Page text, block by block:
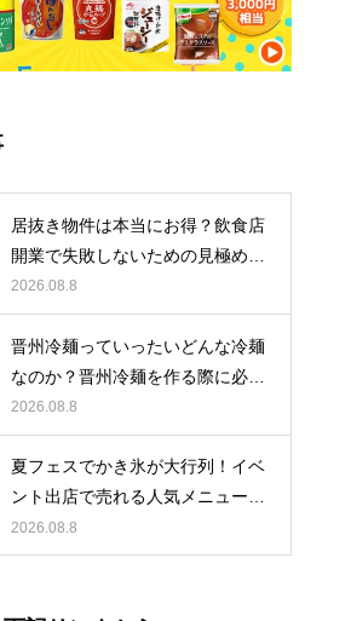
居抜き物件は本当にお得？飲食店
開業で失敗しないための見極め方
と厨房機器選びを解説
2026.08.8
晋州冷麺っていったいどんな冷麺
なのか？晋州冷麺を作る際に必要
なアイテムとは？
2026.08.8
夏フェスでかき氷が大行列！イベ
ント出店で売れる人気メニュー作
りのポイント
2026.08.8